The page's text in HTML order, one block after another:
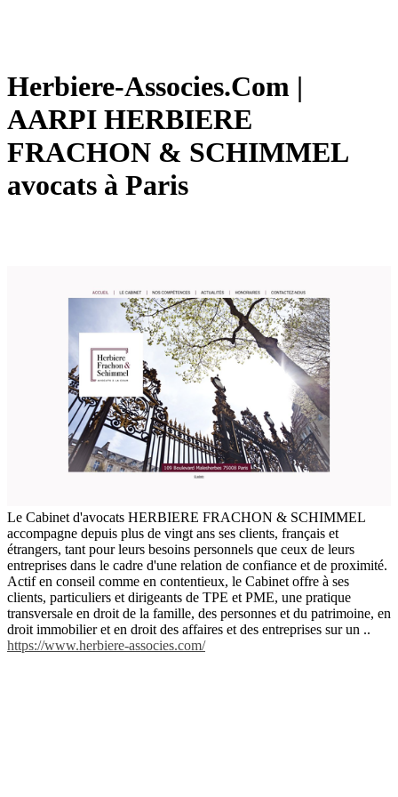
Herbiere-Associes.Com |
AARPI HERBIERE
FRACHON & SCHIMMEL
avocats à Paris
Le Cabinet d'avocats HERBIERE FRACHON & SCHIMMEL
accompagne depuis plus de vingt ans ses clients, français et
étrangers, tant pour leurs besoins personnels que ceux de leurs
entreprises dans le cadre d'une relation de confiance et de proximité.
Actif en conseil comme en contentieux, le Cabinet offre à ses
clients, particuliers et dirigeants de TPE et PME, une pratique
transversale en droit de la famille, des personnes et du patrimoine, en
droit immobilier et en droit des affaires et des entreprises sur un ..
https://www.herbiere-associes.com/